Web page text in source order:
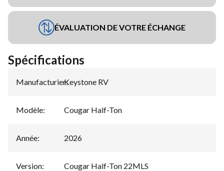
ÉVALUATION DE VOTRE ÉCHANGE
Spécifications
Manufacturier:
Keystone RV
Modèle: Cougar Half-Ton
Année: 2026
Version: Cougar Half-Ton 22MLS